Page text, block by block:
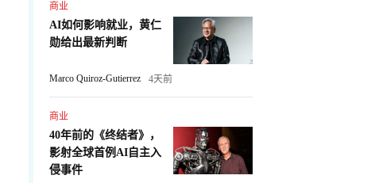
商业
AI如何影响就业，黄仁
勋给出最新判断
Marco Quiroz-Gutierrez 4天前
商业
40年前的《终结者》，
影射全球首例AI自主入
侵事件